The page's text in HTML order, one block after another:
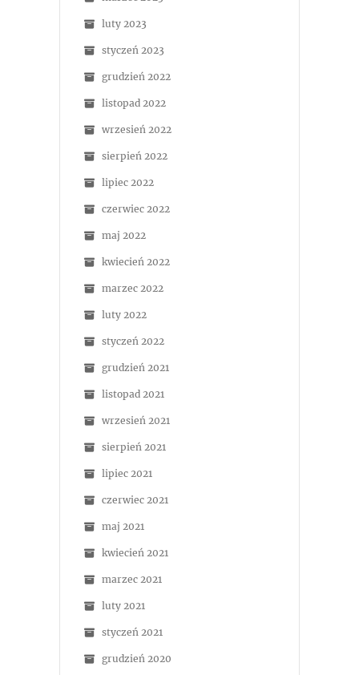
luty 2023
styczeń 2023
grudzień 2022
listopad 2022
wrzesień 2022
sierpień 2022
lipiec 2022
czerwiec 2022
maj 2022
kwiecień 2022
marzec 2022
luty 2022
styczeń 2022
grudzień 2021
listopad 2021
wrzesień 2021
sierpień 2021
lipiec 2021
czerwiec 2021
maj 2021
kwiecień 2021
marzec 2021
luty 2021
styczeń 2021
grudzień 2020